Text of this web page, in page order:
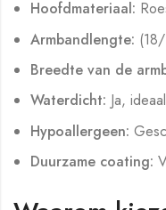
Hoofdmateriaal:
Armbandlengte:
Breedte van de
Waterdicht: Ja,
Hypoallergeen:
Duurzame coating: